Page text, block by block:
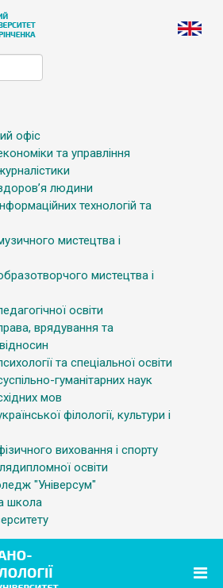
офіс
та управління
людини
технологій та
мистецтва і
мистецтва і
освіти
врядування та
та спеціальної освіти
гуманітарних наук
мов
філології, культури і
виховання і спорту
освіти
"Універсум"
школа